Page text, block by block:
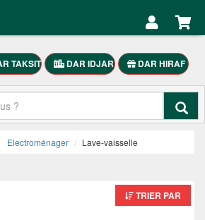
TAKSIT DAR IDJAR DAR HIRAF
Electroménager Lave-vaisselle
TRIER PAR